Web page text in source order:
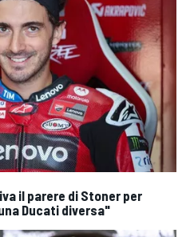
il parere di Stoner per
Ducati diversa"